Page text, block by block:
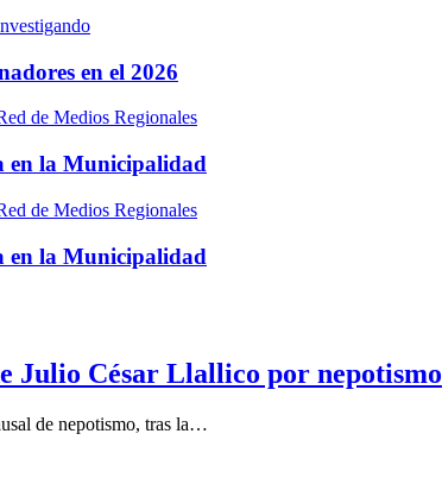
en el 2026
de Medios Regionales
en la Municipalidad
de Medios Regionales
en la Municipalidad
Julio César Llallico por nepotismo
de nepotismo, tras la…